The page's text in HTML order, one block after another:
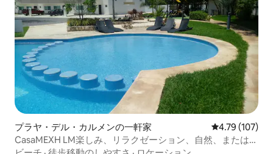
プラヤ・デル・カルメンの一軒家 レビュー107
4.79 (107)
CasaMEXH LM楽しみ、リラクゼーション、自然、または冒
険。